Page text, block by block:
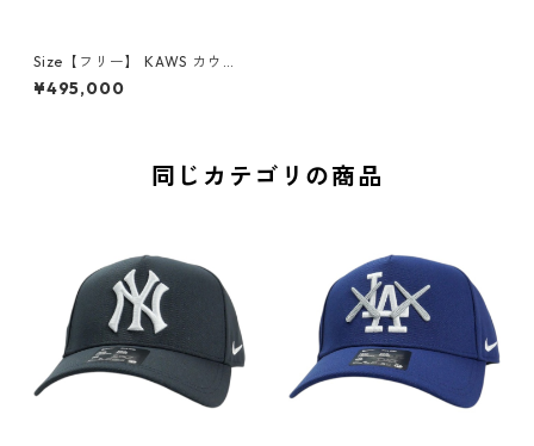
Size【フリー】 KAWS カウズ
×Disney 2002 Chip and Dal
e Pillows Set クッション 黒
¥495,000
同じカテゴリの商品